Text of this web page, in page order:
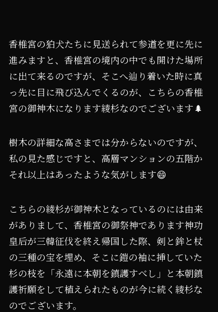
香椎宮の狛犬たちに見送られて参道を更に先に
進みますと、香椎宮の境内の中でも開けた場所
に出て来るのですが、そこへ辿り着いた時に真
っ先に目に飛び込んでくるのが、こちらの香椎
宮の御神木になります綾杉なのでございます🌲
樹木の詳細な高さまでは分からないのですが、
私の見た感じですと、高層マンションの五階か
それ以上はあったような気がします😄
こちらの綾杉が御神木となっているのには由来
がありまして、香椎宮の御祭神であります神功
皇后が三韓征伐を終え帰国した際、剣と鉾と杖
の三種の宝を埋め、そこに鎧の袖に挿していた
杉の枝を「永遠に本朝を鎮護すべし」と本朝鎮
護祈願をして植えられたものが今に続く綾杉な
のでございます。